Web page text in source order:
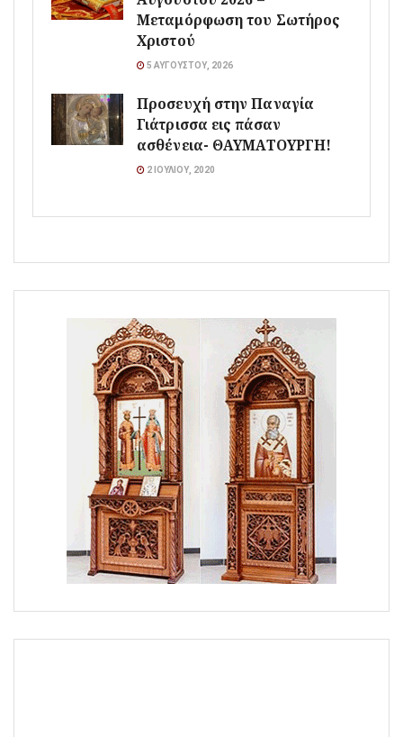
Μεταμόρφωση του Σωτήρος
Χριστού
5 ΑΥΓΟΎΣΤΟΥ, 2026
Προσευχή στην Παναγία
Γιάτρισσα εις πάσαν
ασθένεια- ΘΑΥΜΑΤΟΥΡΓΗ!
2 ΙΟΥΛΊΟΥ, 2020